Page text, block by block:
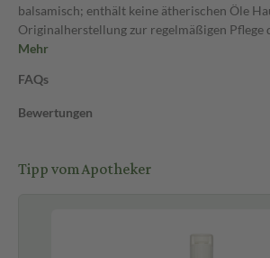
balsamisch; enthält keine ätherischen Öle
Originalherstellung zur regelmäßigen Pflege
Mehr
FAQs
Bewertungen
Tipp vom Apotheker